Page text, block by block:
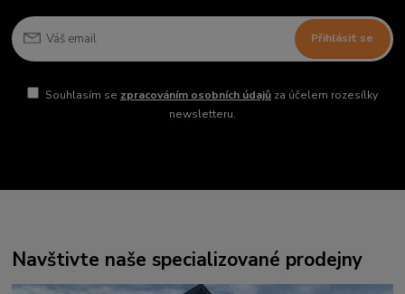
Přihlásit se
Souhlasím se zpracováním osobních údajůza účelem rozesílky
newsletteru.
Navštivte naše specializované prodejny